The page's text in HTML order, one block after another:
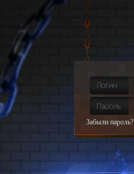
Забыли пароль?